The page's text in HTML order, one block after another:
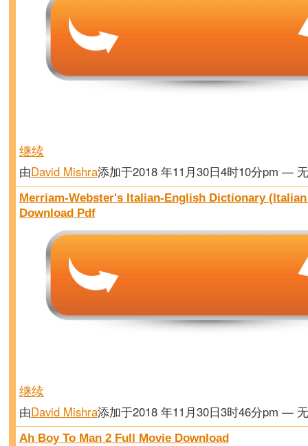
继续
由David Mishra添加于2018 年11月30日4时10分pm —
Merriam-Webster's Italian-English Dictionary
Download Pdf
继续
由David Mishra添加于2018 年11月30日3时46分pm —
Ah Boy To Man 2 Full Movie Download